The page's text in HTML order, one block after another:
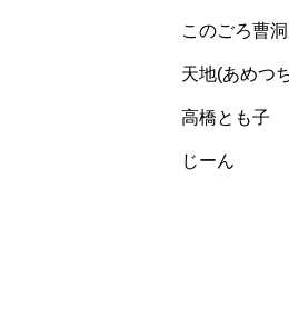
このごろ曹
天地(あめつ
高橋とも子
じーん